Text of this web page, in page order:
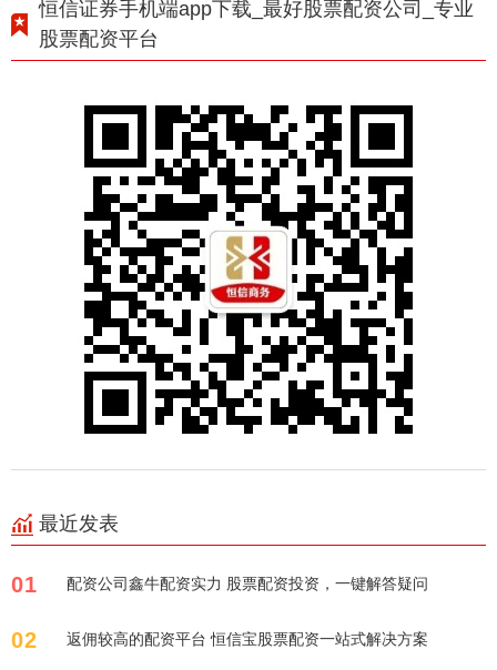
恒信证券手机端app下载_最好股票配资公司_专业
股票配资平台
最近发表
01 配资公司鑫牛配资实力 股票配资投资，一键解答疑问
02 返佣较高的配资平台 恒信宝股票配资一站式解决方案